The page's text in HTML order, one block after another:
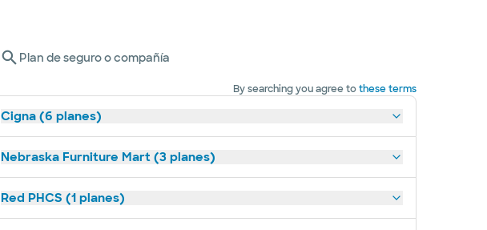
Plan de seguro o compañía
By searching you agree tothese terms
Cigna (6 planes)
Nebraska Furniture Mart (3 planes)
Red PHCS (1 planes)